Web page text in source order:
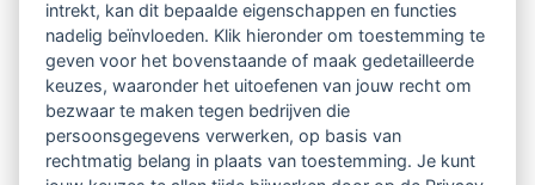
Begeleidingskunde & kennisbank
Beroepsregistratie (LVSC keurmerk)
Lid worden van LVSC
intrekt, kan dit bepaalde eigenschappen en functies
nadelig beïnvloeden. Klik hieronder om toestemming te
geven voor het bovenstaande of maak gedetailleerde
keuzes, waaronder het uitoefenen van jouw recht om
bezwaar te maken tegen bedrijven die
persoonsgegevens verwerken, op basis van
rechtmatig belang in plaats van toestemming. Je kunt